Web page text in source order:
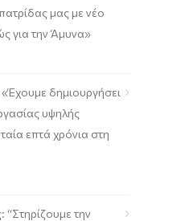
μας με νέο
για την Άμυνα»
δημιουργήσει
υψηλής
επτά χρόνια στη
την